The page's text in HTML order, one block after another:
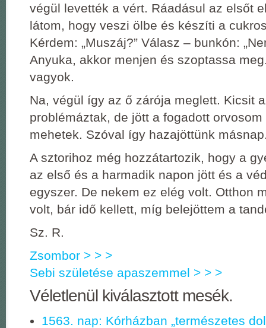
végül levették a vért. Ráadásul az elsőt
látom, hogy veszi ölbe és készíti a
Kérdem: „Muszáj?” Válasz – bunkón:
Anyuka, akkor menjen és szoptassa
vagyok.
Na, végül így az ő zárója meglett. Kicsit
problémáztak, de jött a fogadott
mehetek. Szóval így hazajöttünk
A sztorihoz még hozzátartozik, hogy a
az első és a harmadik napon jött és a
egyszer. De nekem ez elég volt. Otthon
volt, bár idő kellett, míg belejöttem a
Sz. R.
Zsombor > > >
Sebi születése apaszemmel > > >
Véletlenül kiválasztott mesék.
1563. nap: Kórházban „természetes